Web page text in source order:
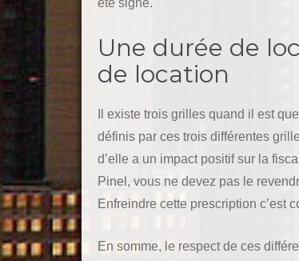
été signé.
Une durée de
de location
Il existe trois grilles quand il est
définis par ces trois différentes
d’elle a un impact positif sur la
Pinel, vous ne devez pas le
Enfreindre cette prescription c’est
En somme, le respect de ces